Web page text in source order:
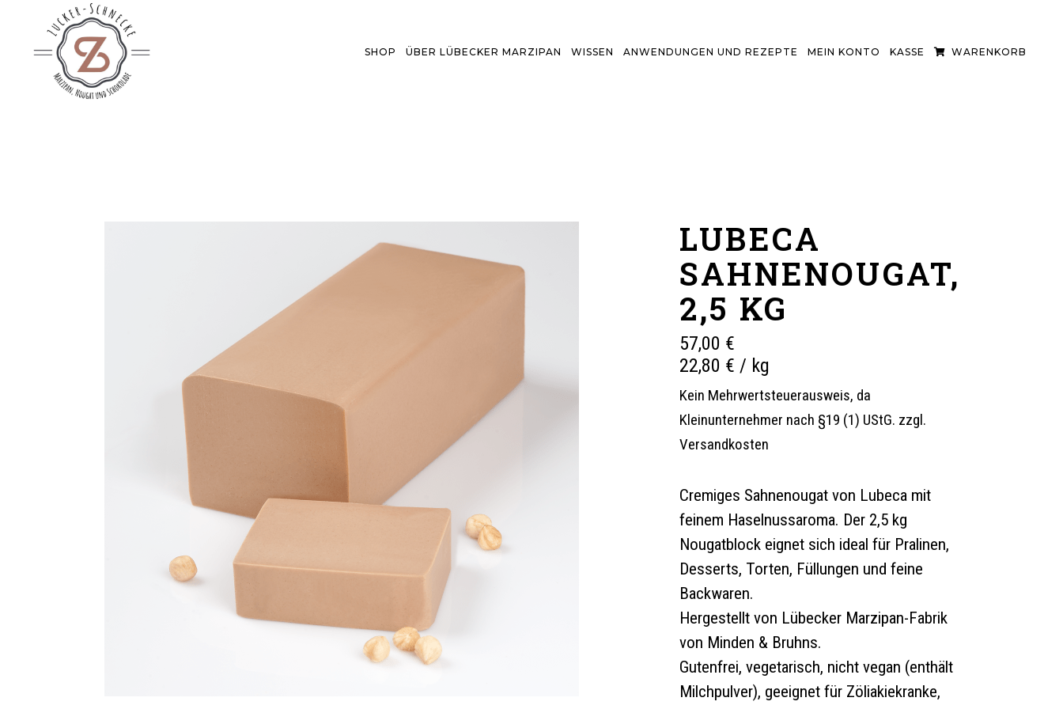
SHOP ÜBER LÜBECKER MARZIPAN WISSEN ANWENDUNGEN UND REZEPTE MEIN KONTO KASSE WARENKORB
LUBECA
SAHNENOUGAT,
2,5 KG
57,00 €
22,80 € / kg
Kein Mehrwertsteuerausweis, da
Kleinunternehmer nach §19 (1) UStG. zzgl.
Versandkosten
Cremiges Sahnenougat von Lubeca mit
feinem Haselnussaroma. Der 2,5 kg
Nougatblock eignet sich ideal für Pralinen,
Desserts, Torten, Füllungen und feine
Backwaren.
Hergestellt von Lübecker Marzipan-Fabrik
von Minden & Bruhns.
Gutenfrei, vegetarisch, nicht vegan (enthält
Milchpulver), geeignet für Zöliakiekranke,